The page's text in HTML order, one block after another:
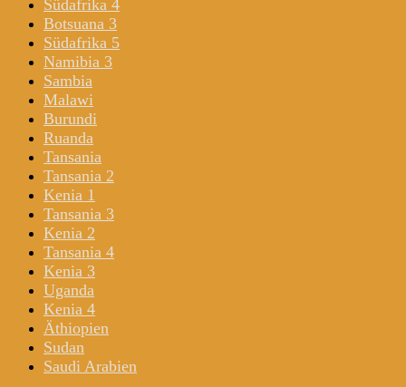
Südafrika 4
Botsuana 3
Südafrika 5
Namibia 3
Sambia
Malawi
Burundi
Ruanda
Tansania
Tansania 2
Kenia 1
Tansania 3
Kenia 2
Tansania 4
Kenia 3
Uganda
Kenia 4
Äthiopien
Sudan
Saudi Arabien